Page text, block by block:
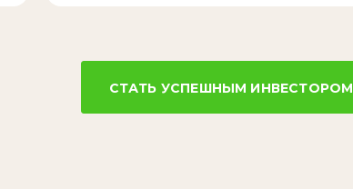
СТАТЬ УСПЕШНЫМ ИНВЕСТОРОМ